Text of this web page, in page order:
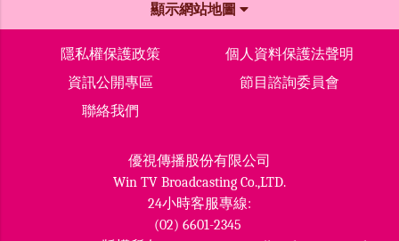
顯示網站地圖
隱私權保護政策
個人資料保護法聲明
資訊公開專區
節目諮詢委員會
聯絡我們
優視傳播股份有限公司
Win TV Broadcasting Co.,LTD.
24小時客服專線:
(02) 6601-2345